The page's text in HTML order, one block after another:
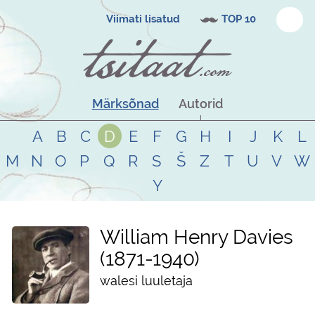
Viimati lisatud TOP 10
Märksõnad Autorid
A B C D E F G H I J K
L
M
N O P Q R S Š Z T U V
W
Y
William Henry Davies
1871-1940
walesi luuletaja